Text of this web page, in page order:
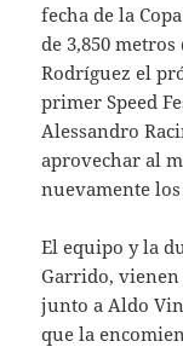
fecha de la
de 3,850
Rodríguez el
primer Speed
Alessandro
aprovechar al
nuevamente
El equipo y la
Garrido, vienen
junto a Aldo
que la